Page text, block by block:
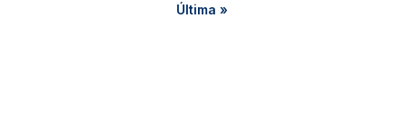
Última página
Última »